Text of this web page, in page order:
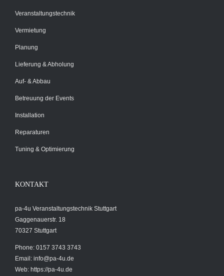
Veranstaltungstechnik
Vermietung
Planung
Lieferung & Abholung
Auf- & Abbau
Betreuung der Events
Installation
Reparaturen
Tuning & Optimierung
KONTAKT
pa-4u Veranstaltungstechnik Stuttgart
Gaggenauerstr. 18
70327 Stuttgart
Phone: 0157 3743 3743
Email: info@pa-4u.de
Web: https://pa-4u.de